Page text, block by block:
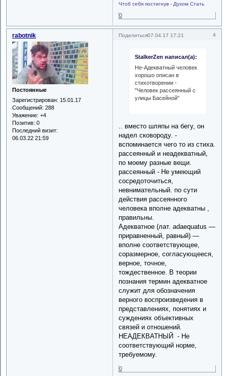
Чтоб себя постигнув - Духом Стать
0
Поделиться 4
07.04.17 17:21
rabotnik
Постоянные
Зарегистрирован: 15.01.17
Сообщений: 288
Уважение: +4
Позитив: 0
Последний визит:
06.03.22 21:59
StalkerZen написал(а):
Не-Адекватный человек
хорошо описан в
стихотворении -
"Человек рассеянный с
улицы Басейной"
.. вместо шляпы на бегу, он
надел сковороду. -
вспоминается чего то из стиха.
рассеянный и неадекватный,
по моему разные вещи.
рассеянный - Не умеющий
сосредоточиться,
невнимательный. по сути
действия рассеянного
человека вполне адекватны ,
правильны.
Адекватное (лат. adaequatus —
приравненный, равный) —
вполне соответствующее,
соразмерное, согласующееся,
верное, точное,
тождественное. В теории
познания термин адекватное
служит для обозначения
верного воспроизведения в
представлениях, понятиях и
суждениях объективных
связей и отношений.
НЕАДЕКВАТНЫЙ - Не
соответствующий норме,
требуемому.
0